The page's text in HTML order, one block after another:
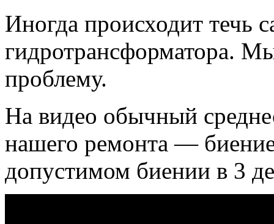
Иногда происходит течь
гидротрансформатора.
проблему.
На видео обычный
нашего ремонта —
допустимом биении в 3